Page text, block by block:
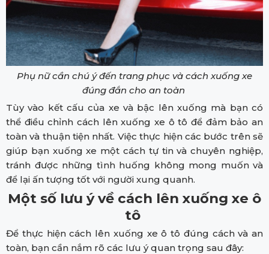
Phụ nữ cần chú ý đến trang phục và cách xuống xe
đúng đắn cho an toàn
Tùy vào kết cấu của xe và bậc lên xuống mà bạn có
thể điều chỉnh cách lên xuống xe ô tô để đảm bảo an
toàn và thuận tiện nhất. Việc thực hiện các bước trên sẽ
giúp bạn xuống xe một cách tự tin và chuyên nghiệp,
tránh được những tình huống không mong muốn và
để lại ấn tượng tốt với người xung quanh.
Một số lưu ý về cách lên xuống xe ô
tô
Để thực hiện cách lên xuống xe ô tô đúng cách và an
toàn, bạn cần nắm rõ các lưu ý quan trọng sau đây: